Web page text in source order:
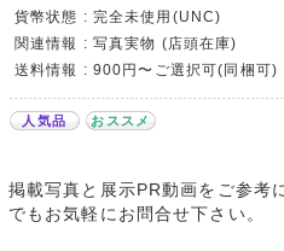
貨幣状態 : 完全未使用(UNC)
関連情報 : 写真実物 (店頭在庫)
送料情報 : 900円〜ご選択可(同梱可)
人気品 おススメ
掲載写真と展示PR動画をご参考
でもお気軽にお問合せ下さい。